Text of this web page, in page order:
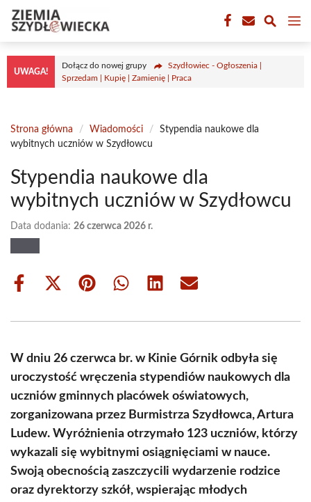
Przejdź
treści
UWAGA!
Dołącz do nowej grupy
Szydłowiec - Ogłoszenia |
Sprzedam | Kupię | Zamienię | Praca
Strona główna / Wiadomości /
Stypendia naukowe dla
wybitnych uczniów w Szydłowcu
Stypendia naukowe dla
wybitnych uczniów w Szydłowcu
Data dodania: 26 czerwca 2026 r.
Share
Share
(Twitter)
Share Share Share Share
W dniu 26 czerwca br. w Kinie Górnik odbyła się
uroczystość wręczenia stypendiów naukowych dla
uczniów gminnych placówek oświatowych,
zorganizowana przez Burmistrza Szydłowca, Artura
Ludew. Wyróżnienia otrzymało 123 uczniów, którzy
wykazali się wybitnymi osiągnięciami w nauce.
Swoją obecnością zaszczycili wydarzenie rodzice
oraz dyrektorzy szkół, wspierając młodych